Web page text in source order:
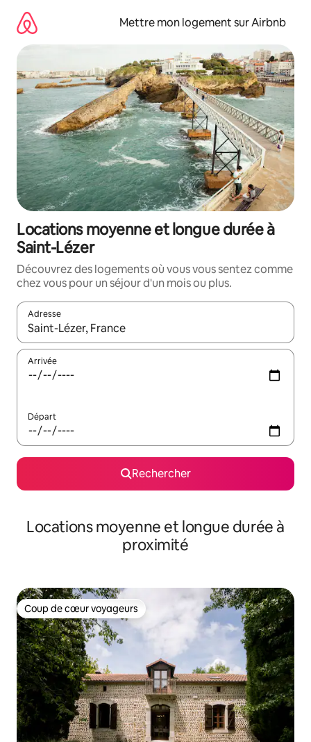
directement
contenu
Mettre mon logement sur Airbnb
Locations moyenne et longue durée à
Saint-Lézer
Découvrez des logements où vous vous sentez comme
chez vous pour un séjour d'un mois ou plus.
Adresse
Lorsque les résultats s'affichent, utilisez les flèches vers le
Arrivée
Départ
Rechercher
Locations moyenne et longue durée à
proximité
Coup de cœur voyageurs
Coup de cœur voyageurs